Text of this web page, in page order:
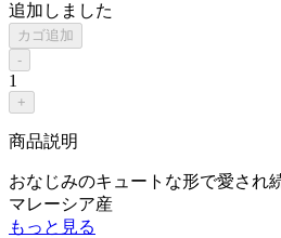
追加しました
カゴ追加
-
1
+
商品説明
おなじみのキュートな形で愛され
マレーシア産
もっと見る